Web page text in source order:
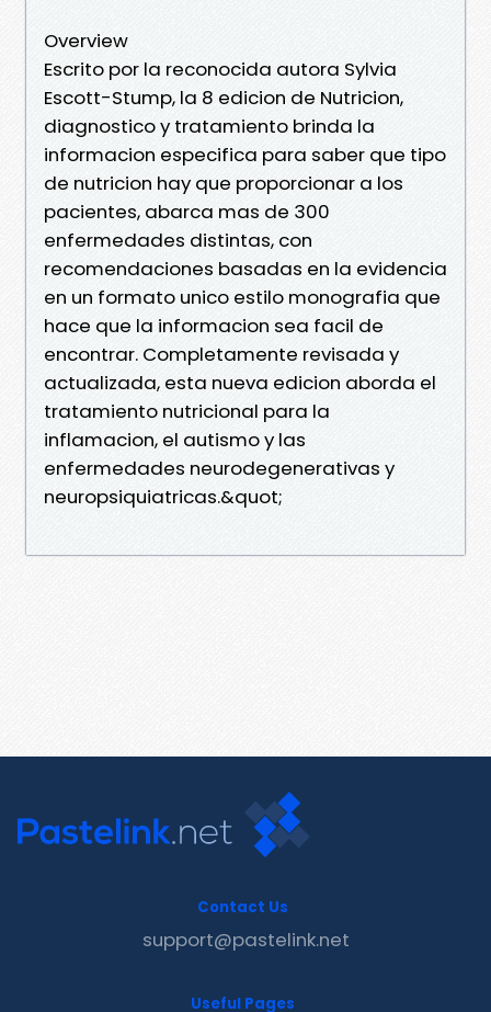
Overview
Escrito por la reconocida autora Sylvia
Escott-Stump, la 8 edicion de Nutricion,
diagnostico y tratamiento brinda la
informacion especifica para saber que tipo
de nutricion hay que proporcionar a los
pacientes, abarca mas de 300
enfermedades distintas, con
recomendaciones basadas en la evidencia
en un formato unico estilo monografia que
hace que la informacion sea facil de
encontrar. Completamente revisada y
actualizada, esta nueva edicion aborda el
tratamiento nutricional para la
inflamacion, el autismo y las
enfermedades neurodegenerativas y
neuropsiquiatricas.&quot;
Contact Us
support@pastelink.net
Useful Pages